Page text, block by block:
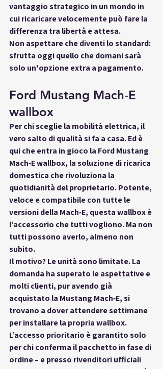
vantaggio strategico in un mondo in
cui ricaricare velocemente può fare la
differenza tra libertà e attesa.
Non aspettare che diventi lo standard:
sfrutta oggi quello che domani sarà
solo un'opzione extra a pagamento.
Ford Mustang Mach‑E
wallbox
Per chi sceglie la mobilità elettrica, il
vero salto di qualità si fa a casa. Ed è
qui che entra in gioco la Ford Mustang
Mach‑E wallbox, la soluzione di ricarica
domestica che rivoluziona la
quotidianità del proprietario. Potente,
veloce e compatibile con tutte le
versioni della Mach‑E, questa wallbox è
l’accessorio che tutti vogliono. Ma non
tutti possono averlo, almeno non
subito.
Il motivo? Le unità sono limitate. La
domanda ha superato le aspettative e
molti clienti, pur avendo già
acquistato la Mustang Mach‑E, si
trovano a dover attendere settimane
per installare la propria wallbox.
L’accesso prioritario è garantito solo
per chi conferma il pacchetto in fase di
ordine – e presso rivenditori ufficiali